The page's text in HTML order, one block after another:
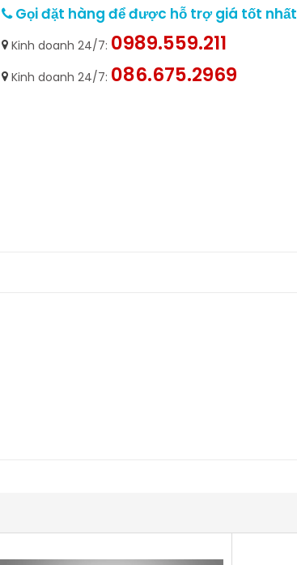
Gọi đặt hàng để được hỗ trợ giá tốt nhất
Kinh doanh 24/7: 0989.559.211
Kinh doanh 24/7: 086.675.2969